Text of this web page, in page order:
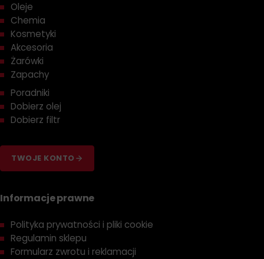
Oleje
Chemia
Kosmetyki
Akcesoria
Żarówki
Zapachy
Poradniki
Dobierz olej
Dobierz filtr
TWOJE KONTO
Informacje prawne
Polityka prywatności i pliki cookie
Regulamin sklepu
Formularz zwrotu i reklamacji